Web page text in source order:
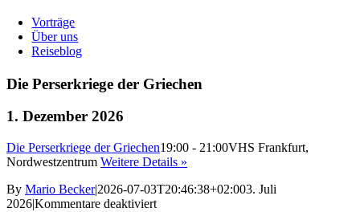
Vorträge
Über uns
Reiseblog
Die Perserkriege der Griechen
1. Dezember 2026
Die Perserkriege der Griechen19:00 - 21:00VHS Frankfurt,
Nordwestzentrum Weitere Details »
By Mario Becker|2026-07-03T20:46:38+02:003. Juli
2026|Kommentare deaktiviertfür